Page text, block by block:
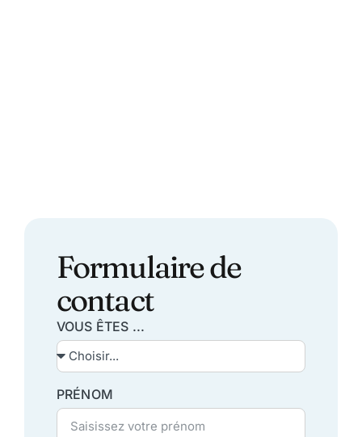
Formulaire de
contact
VOUS ÊTES ...
PRÉNOM